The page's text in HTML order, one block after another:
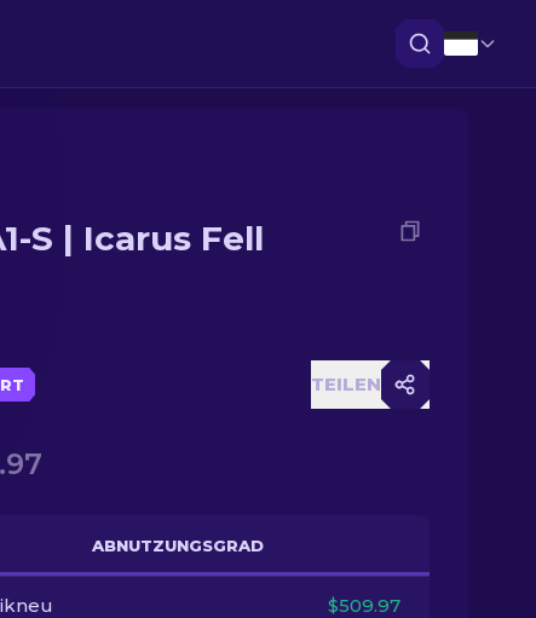
S | Icarus Fell
TEILEN
ABNUTZUNGSGRAD
$509.97